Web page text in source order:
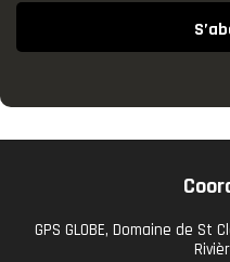
GPS GLOBE, Domaine de